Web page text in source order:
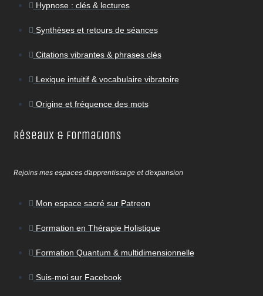
Hypnose : clés & lectures
Synthèses et retours de séances
Citations vibrantes & phrases clés
Lexique intuitif & vocabulaire vibratoire
Origine et fréquence des mots
Réseaux & Formations
Rejoins mes espaces d’apprentissage et d’expansion
Mon espace sacré sur Patreon
Formation en Thérapie Holistique
Formation Quantum & multidimensionnelle
Suis-moi sur Facebook